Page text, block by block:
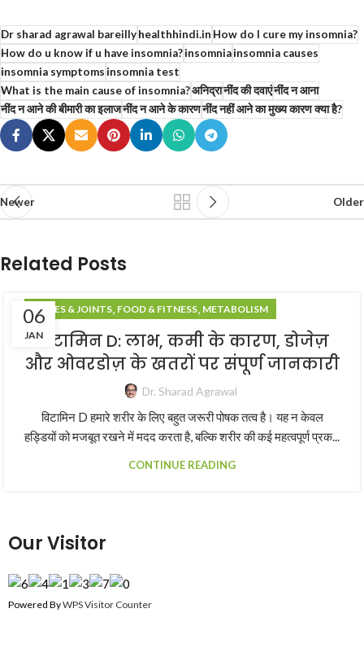
Dr sharad agrawal bareillyhealthhindi.inHow do I cure my insomnia?
How do u know if u have insomnia?insomniainsomnia causes
insomnia symptomsinsomnia test
What is the main cause of insomnia?अनिद्रानींद की दवाएंनींद न आना
नींद न आने की बीमारी का इलाजनींद न आने के कारणनींद नहीं आने का मुख्य कारण क्या है?
Newer Older
Related Posts
06
JAN
BONES & JOINTS, FOOD & FITNESS, METABOLISM
विटामिन D: लाभ, कमी के कारण, डोजेज़
और ओवरडोज़ के खतरों पर संपूर्ण जानकारी
Dr. Sharad Agrawal
विटामिन D हमारे शरीर के लिए बहुत जरूरी पोषक तत्व है। यह न केवल
हड्डियों को मजबूत रखने में मदद करता है, बल्कि शरीर की कई महत्वपूर्ण प्रक...
CONTINUE READING
Our Visitor
Powered ByWPS Visitor Counter